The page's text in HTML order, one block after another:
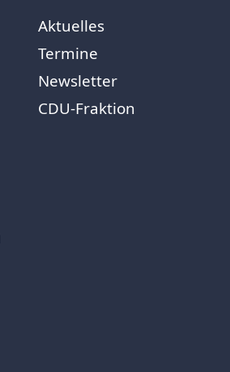
Aktuelles
Termine
Newsletter
CDU-Fraktion